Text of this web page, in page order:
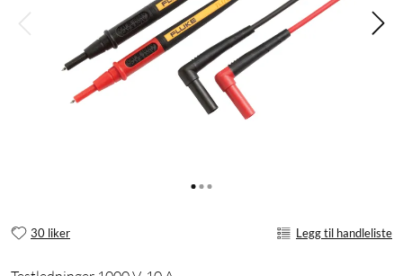
30 liker Legg til handleliste